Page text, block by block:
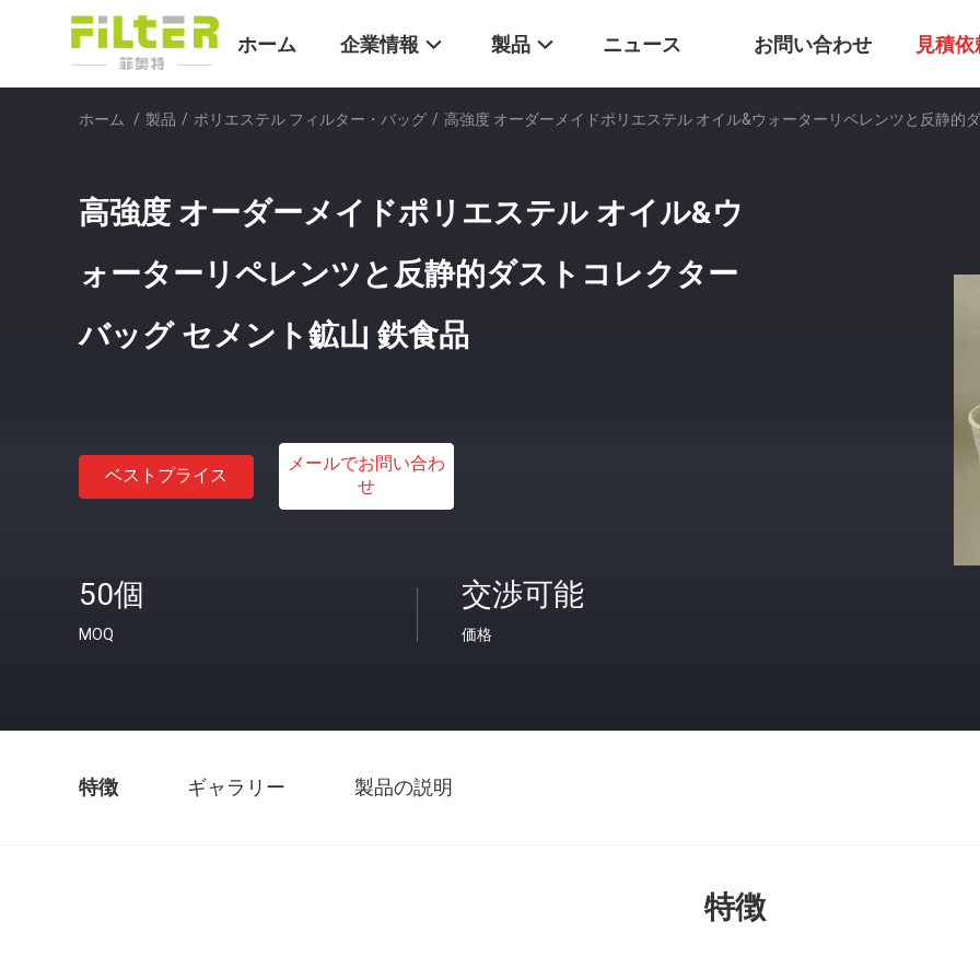
ホーム 企業情報 製品 ニュース お問い合わせ 見積依
ホーム / 製品 / ポリエステル フィルター・バッグ / 高強度 オーダーメイドポリエステル オイル&ウォーターリペレンツと反静的
高強度 オーダーメイドポリエステル オイル&ウ
ォーターリペレンツと反静的ダストコレクター
バッグ セメント鉱山 鉄食品
ベストプライス
メールでお問い合わ
せ
50個
MOQ
交渉可能
価格
特徴 ギャラリー 製品の説明
特徴